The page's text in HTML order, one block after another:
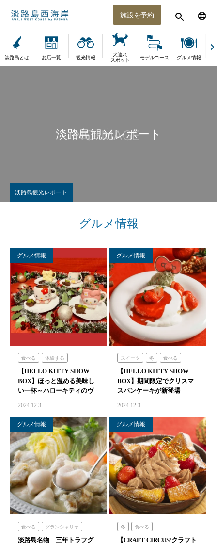
施設を予約
淡路島とは お店一覧 観光情報
犬連れ
スポット
モデルコース グルメ情報
淡路島観光レポート
淡路島観光レポート
グルメ情報
グルメ情報
食べる 体験する
ハローキティショーボックス
【HELLO KITTY SHOW
BOX】ほっと温める美味し
い一杯～ハローキティのヴ
2024.12.3
グルメ情報
スイーツ 冬 食べる
体験する
ハローキティショーボックス
【HELLO KITTY SHOW
BOX】期間限定でクリスマ
スパンケーキが新登場
2024.12.3
グルメ情報
食べる グランシャリオ
青海波
淡路島名物 三年トラフグ
グルメ情報
冬 食べる
クラフトサーカス
【CRAFT CIRCUS/クラフト